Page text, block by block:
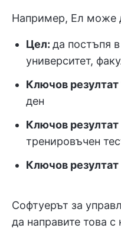
Например, Ел може
Цел: да постъпя
университет,
Ключов резултат
ден
Ключов резултат
тренировъчен
Ключов резултат
Софтуерът за
да направите това